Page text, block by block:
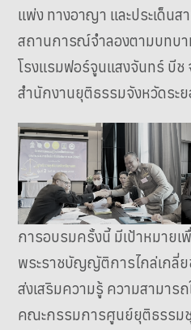
แพ่ง ทางอาญา และประเด็นส
สถานการณ์จำลองตามบทบ
โรงแรมฟอร์จูนแสงจันทร์ บีช
สำนักงานยุติธรรมจังหวัดระย
การอบรมครั้งนี้ มีเป้าหมายเ
พระราชบัญญัติการไกล่เกลี่
ส่งเสริมความรู้ ความสามาร
คณะกรรมการศูนย์ยุติธรรม